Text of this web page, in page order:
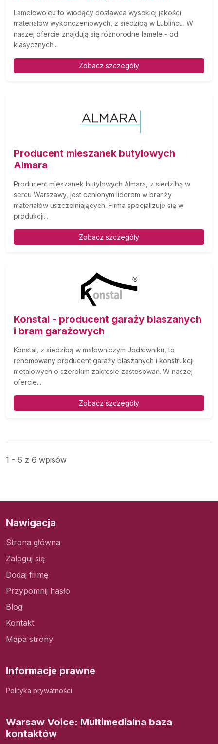
Lamelowo.eu to wiodący dostawca wysokiej jakości
materiałów wykończeniowych, z siedzibą w Lublińcu. W
naszej ofercie znajdują się różnorodne lamele - od
klasycznych...
Zobacz szczegóły
Producent mieszanek butylowych
Almara
Producent mieszanek butylowych Almara, z siedzibą w
sercu Warszawy, jest cenionym liderem w branży
materiałów uszczelniających. Firma specjalizuje się w
produkcji...
Zobacz szczegóły
Konstal - producent garaży blaszanych
i bram garażowych
Konstal, z siedzibą w malowniczym Jodłowniku, to
renomowany producent garaży blaszanych i konstrukcji
metalowych o szerokim zakresie zastosowań. W naszej
ofercie...
Zobacz szczegóły
1 - 6 z 6 wpisów
Nawigacja
Strona główna
Zaloguj się
Dodaj firmę
Przypomnij hasło
Blog
Kontakt
Mapa strony
Informacje prawne
Polityka prywatności
Warsaw Voice: Multimedialna baza
kontaktów